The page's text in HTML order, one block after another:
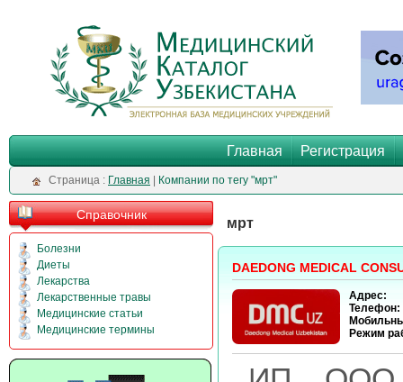
Главная Регистрация
Cтраница : Главная Компании по тегу "мрт"
Справочник
Болезни
Диеты
Лекарства
Лекарственные травы
Медицинские статьи
Медицинские термины
мрт
DAEDONG MEDICAL
Адрес:
Телефон:
Режим